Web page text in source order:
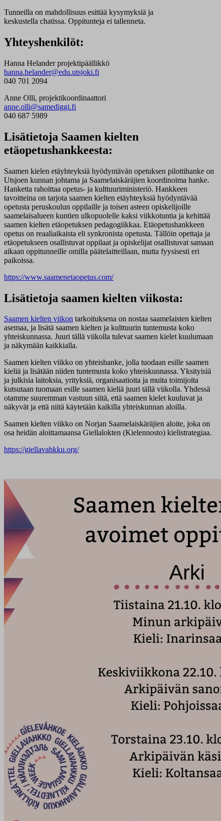
Tunneilla on mahdollisuus esittää kysymyksiä ja
keskustella chatissa. Oppitunteja ei tallenneta.
Yhteyshenkilöt:
Hanna Helander projektipäällikkö
hanna.helander@edu.utsjoki.fi
040 701 2094
Anne Olli, projektikoordinaattori
anne.olli@samediggi.fi
040 687 5989
Lisätietoja Saamen kielten
etäopetushankkeesta:
Saamen kielen etäyhteyksiä hyödyntävän opetuksen pilottihanke on
Utsjoen kunnan johtama ja Saamelaiskäräjien koordinoima hanke.
Hanketta rahoittaa opetus- ja kulttuuriministeriö. Hankkeen
tavoitteina on tarjota saamen kielten etäyhteyksiä hyödyntävää
opetusta peruskoulun oppilaille ja toisen asteen opiskelijoille
saamelaisalueen kuntien ulkopuolelle kaksi viikkotuntia ja kehittää
saamen kielten etäopetuksen pedagogiikkaa. Etäopetushankkeen
opetus on reaaliaikaista eli synkronista opetusta. Tällöin opettaja ja
etäopetukseen osallistuvat oppilaat ja opiskelijat osallistuvat samaan
aikaan oppitunneille omilla päätelaitteillaan, mutta fyysisesti eri
paikoissa.
https://www.saamenetaopetus.com/
Lisätietoja saamen kielten viikosta:
Saamen kielten viikon tarkoituksena on nostaa saamelaisten kielten
asemaa, ja lisätä saamen kielten ja kulttuurin tuntemusta koko
yhteiskunnassa. Juuri tällä viikolla tulevat saamen kielet kuulumaan
ja näkymään kaikkialla.
Saamen kielten viikko on yhteishanke, jolla tuodaan esille saamen
kieliä ja lisätään niiden tuntemusta koko yhteiskunnassa. Yksityisiä
ja julkisia laitoksia, yrityksiä, organisaatioita ja muita toimijoita
kutsutaan tuomaan esille saamen kieliä juuri tällä viikolla. Yhdessä
otamme suuremman vastuun siitä, että saamen kielet kuuluvat ja
näkyvät ja että niitä käytetään kaikilla yhteiskunnan aloilla.
Saamen kielten viikko on Norjan Saamelaiskäräjien aloite, joka on
osa heidän aloittamaansa Giellalokten (Kielennosto) kielistrategiaa.
https://giellavahkku.org/